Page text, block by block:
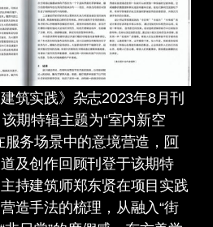
筑实践》杂志2023年8月刊
期特辑主题为“室内新空
务场景中的意境营造， 阿
及创作回顾刊登于该期特
持建筑师郑东贤在项目实践
造手法的梳理，从融入“街